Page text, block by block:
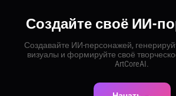
Создайте своё ИИ-
Создавайте ИИ-персонажей,
визуалы и формируйте своё
ArtCoreAI.